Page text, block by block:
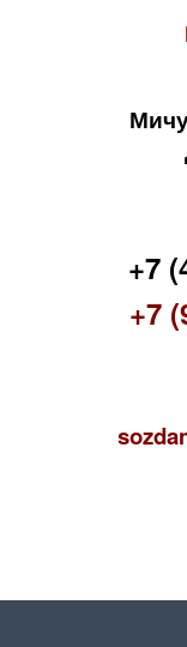
+7
+7
s